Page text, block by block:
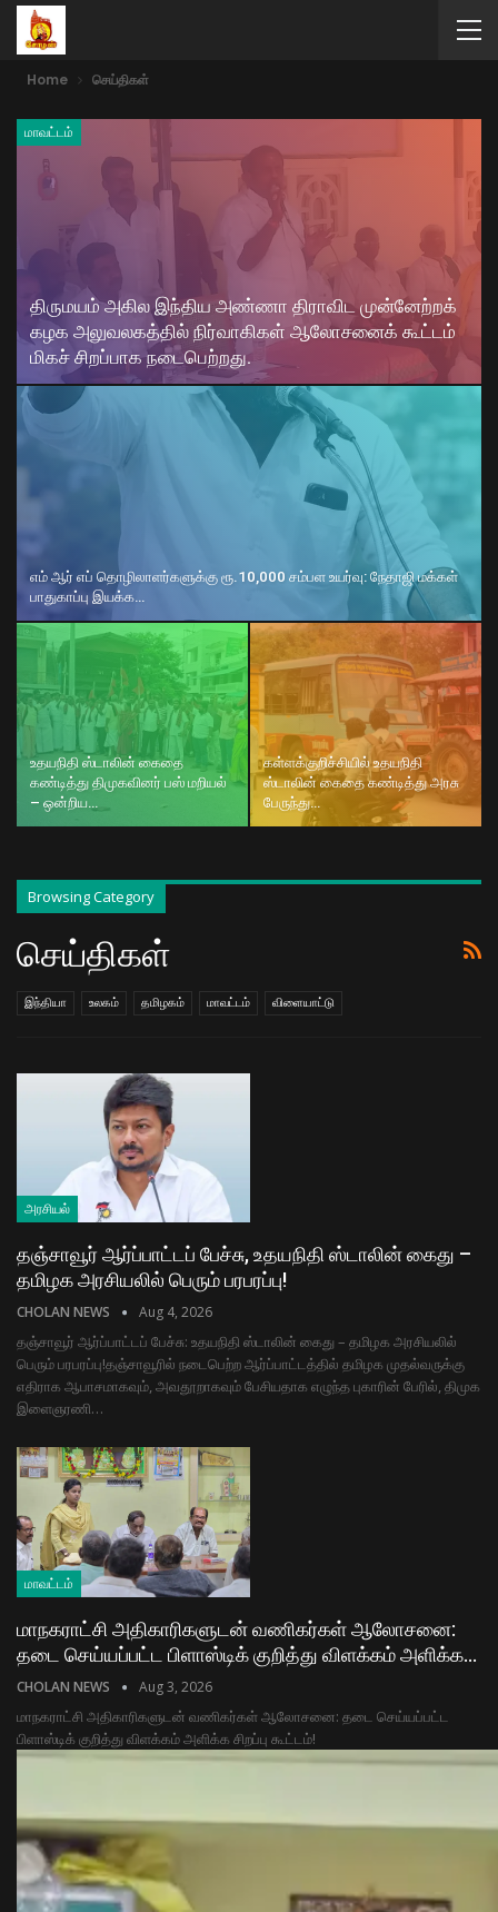
Home செய்திகள்
மாவட்டம்
திருமயம் அகில இந்திய அண்ணா திராவிட முன்னேற்றக்
கழக அலுவலகத்தில் நிர்வாகிகள் ஆலோசனைக் கூட்டம்
மிகச் சிறப்பாக நடைபெற்றது.
எம் ஆர் எப் தொழிலாளர்களுக்கு ரூ.10,000 சம்பள உயர்வு: நேதாஜி மக்கள்
பாதுகாப்பு இயக்க…
உதயநிதி ஸ்டாலின் கைதை
கண்டித்து திமுகவினர் பஸ் மறியல்
– ஒன்றிய…
கள்ளக்குறிச்சியில் உதயநிதி
ஸ்டாலின் கைதை கண்டித்து அரசு
பேருந்து…
Browsing Category
செய்திகள்
இந்தியா உலகம் தமிழகம் மாவட்டம் விளையாட்டு
அரசியல்
தஞ்சாவூர் ஆர்ப்பாட்டப் பேச்சு, உதயநிதி ஸ்டாலின் கைது –
தமிழக அரசியலில் பெரும் பரபரப்பு!
CHOLAN NEWS Aug 4, 2026
தஞ்சாவூர் ஆர்ப்பாட்டப் பேச்சு: உதயநிதி ஸ்டாலின் கைது – தமிழக அரசியலில்
பெரும் பரபரப்பு! ​தஞ்சாவூரில் நடைபெற்ற ஆர்ப்பாட்டத்தில் தமிழக முதல்வருக்கு
எதிராக ஆபாசமாகவும், அவதூறாகவும் பேசியதாக எழுந்த புகாரின் பேரில், திமுக
இளைஞரணி…
மாவட்டம்
மாநகராட்சி அதிகாரிகளுடன் வணிகர்கள் ஆலோசனை:
தடை செய்யப்பட்ட பிளாஸ்டிக் குறித்து விளக்கம் அளிக்க…
CHOLAN NEWS Aug 3, 2026
மாநகராட்சி அதிகாரிகளுடன் வணிகர்கள் ஆலோசனை: தடை செய்யப்பட்ட
பிளாஸ்டிக் குறித்து விளக்கம் அளிக்க சிறப்பு கூட்டம்!